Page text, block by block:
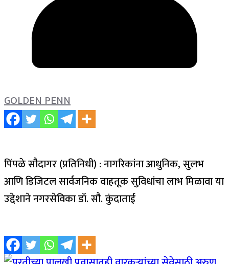
GOLDEN PENN
पिंपळे सौदागर (प्रतिनिधी) : नागरिकांना आधुनिक, सुलभ
आणि डिजिटल सार्वजनिक वाहतूक सुविधांचा लाभ मिळावा या
उद्देशाने नगरसेविका डॉ. सौ. कुंदाताई